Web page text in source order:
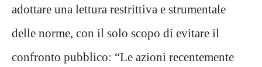
adottare una lettura restrittiva e strumentale
delle norme, con il solo scopo di evitare il
confronto pubblico: “Le azioni recentemente